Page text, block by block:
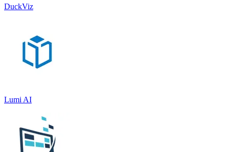
DuckViz
Lumi AI